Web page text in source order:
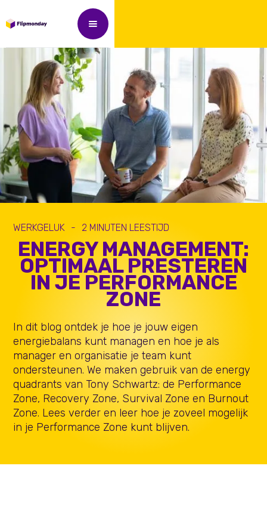
WERKGELUK - 2 MINUTEN LEESTIJD
ENERGY MANAGEMENT:
OPTIMAAL PRESTEREN
IN JE PERFORMANCE
ZONE
In dit blog ontdek je hoe je jouw eigen
energiebalans kunt managen en hoe je als
manager en organisatie je team kunt
ondersteunen. We maken gebruik van de energy
quadrants van Tony Schwartz: de Performance
Zone, Recovery Zone, Survival Zone en Burnout
Zone. Lees verder en leer hoe je zoveel mogelijk
in je Performance Zone kunt blijven.